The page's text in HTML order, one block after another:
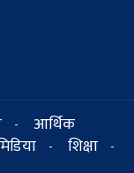
-
आर्थिक
- शिक्षा -